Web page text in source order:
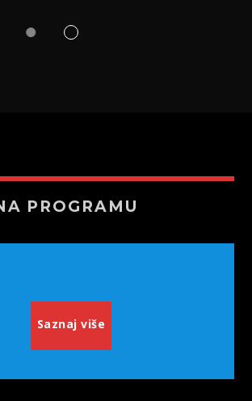
PROGRAMU
Saznaj više